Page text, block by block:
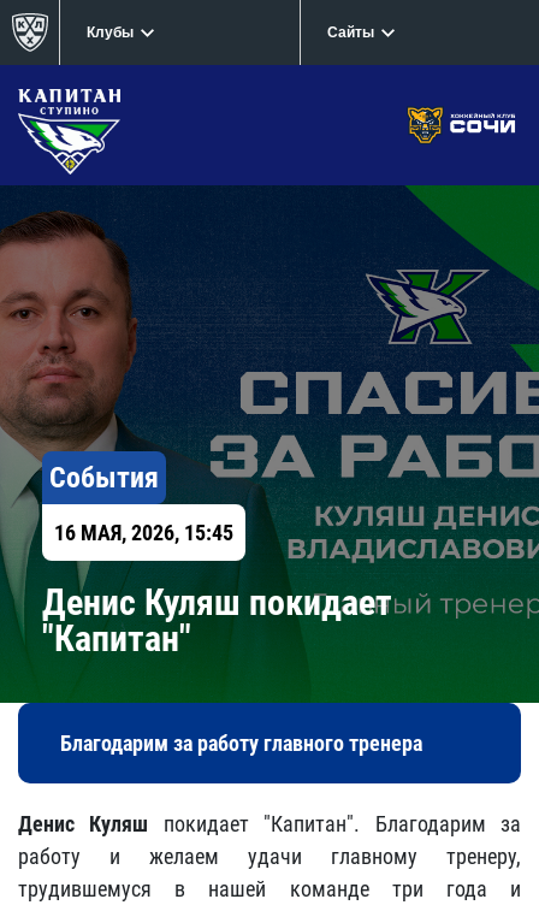
Клубы Сайты
События
16 МАЯ, 2026, 15:45
Денис Куляш покидает
"Капитан"
Благодарим за работу главного тренера
Денис Куляш покидает "Капитан". Благодарим за
работу и желаем удачи главному тренеру,
трудившемуся в нашей команде три года и